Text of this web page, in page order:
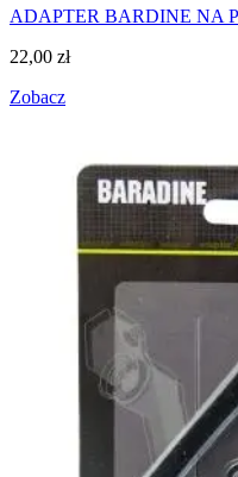
ADAPTER BARDINE NA
22,00 zł
Zobacz